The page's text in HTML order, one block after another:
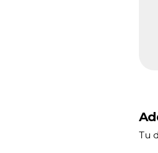
Tu